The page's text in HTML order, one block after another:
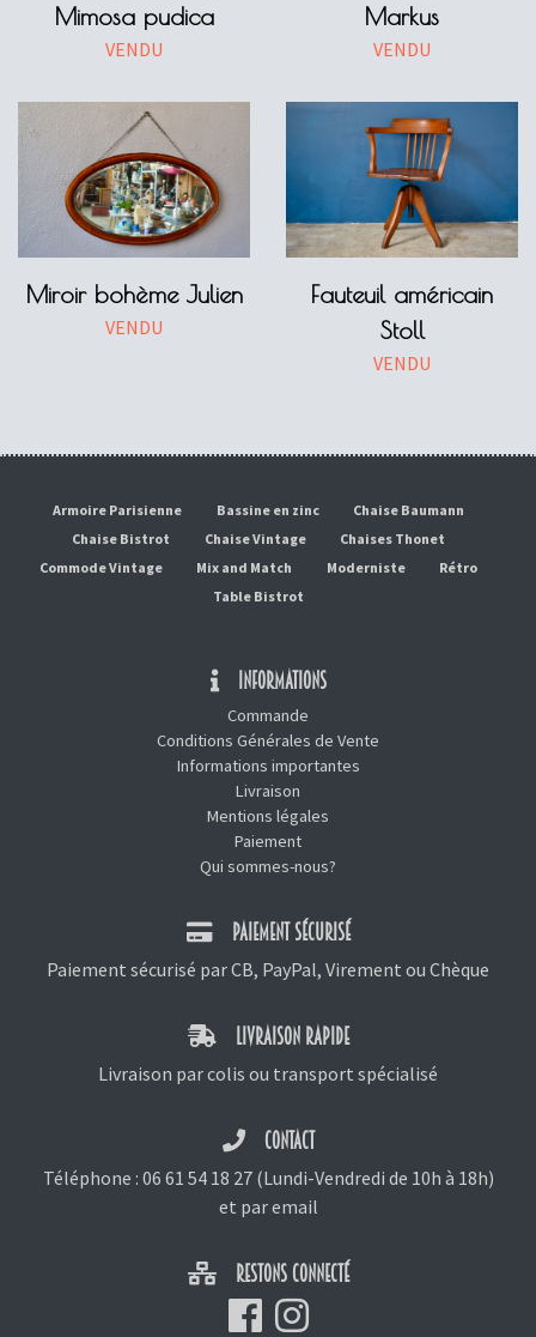
Mimosa pudica
VENDU
Markus
VENDU
Miroir bohème Julien
VENDU
Fauteuil américain
Stoll
VENDU
Armoire Parisienne Bassine en zinc
Chaise Baumann
Chaise Bistrot
Chaise Vintage
Chaises Thonet
Commode Vintage
Mix and Match Moderniste
Rétro
Table Bistrot
INFORMATIONS
Commande
Conditions Générales de Vente
Informations importantes
Livraison
Mentions légales
Paiement
Qui sommes-nous?
PAIEMENT SÉCURISÉ
Paiement sécurisé par CB, PayPal, Virement ou Chèque
LIVRAISON RAPIDE
Livraison par colis ou transport spécialisé
CONTACT
Téléphone : 06 61 54 18 27(Lundi-Vendredi de 10h à 18h)
et par email
RESTONS CONNECTÉ